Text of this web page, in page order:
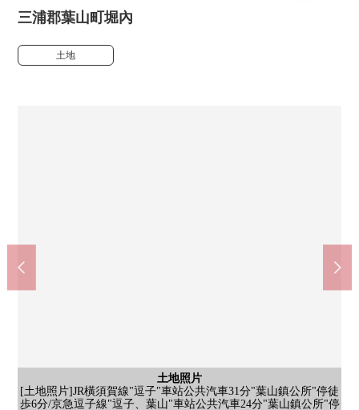
三浦郡葉山町堀內
土地
土地照片
[土地照片]JR橫須賀線"逗子"車站公共汽車31分"葉山鎮公所"停徒
歩6分/京急逗子線"逗子、葉山"車站公共汽車24分"葉山鎮公所"停
含有前面道路的外觀
[前面道路]南側前面道路幅員約2.8-3.3m(在拍攝日:2026年2月27
土地照片
[土地照片]生活便利設施在步行範圍以內充實(在拍攝日:2026年2月
土地照片
[土地照片]前面為居民主要通過的道路作為防止不要的來訪者的位
土地照片
土地照片
含有前面道路的外觀
含有前面道路的外觀
含有前面道路的外觀
葉山町立葉山小學(約580m)
葉山町葉山中學校(約1020m)
京急商店葉山店(約600m)
sotetsu Ｒｏｓｅｎ葉山店(約950m)
一面7-Eleven葉山店(約920m)
一面HAC藥品葉山店(約1160m)
葉山町政府機關(約400m)
葉山郵局(約820m)